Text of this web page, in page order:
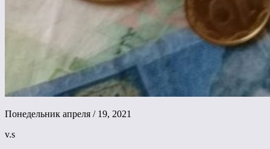
Понедельник апреля / 19, 2021
v.s